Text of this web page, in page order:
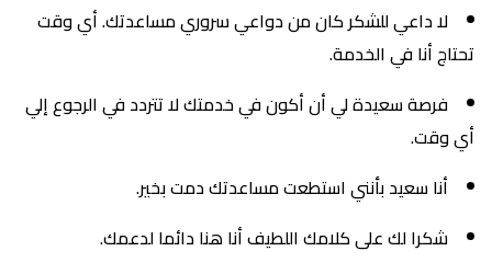
لا داعي للشكر كان من دواعي سروري مساعدتك. أي وقت
تحتاج أنا في الخدمة.
فرصة سعيدة لي أن أكون في خدمتك لا تتردد في الرجوع إلي
أي وقت.
أنا سعيد بأنني استطعت مساعدتك دمت بخير.
شكرا لك على كلامك اللطيف أنا هنا دائما لدعمك.